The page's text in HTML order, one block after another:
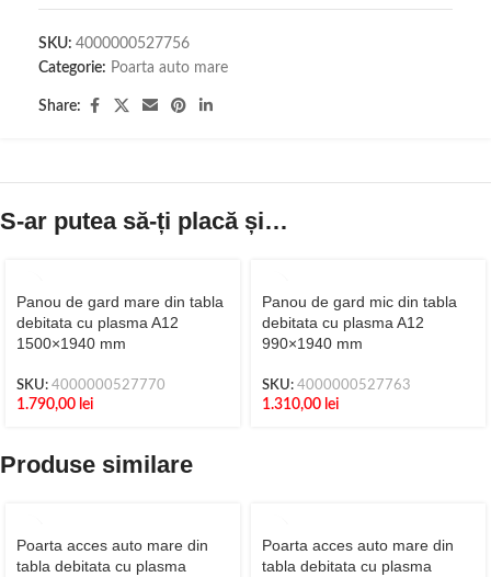
SKU: 4000000527756
Categorie: Poarta auto mare
Share:
S-ar putea să-ți placă și…
Panou de gard mare din tabla
debitata cu plasma A12
1500×1940 mm
SKU: 4000000527770
1.790,00 lei
Panou de gard mic din tabla
debitata cu plasma A12
990×1940 mm
SKU: 4000000527763
1.310,00 lei
Produse similare
Poarta acces auto mare din
tabla debitata cu plasma
Poarta acces auto mare din
tabla debitata cu plasma